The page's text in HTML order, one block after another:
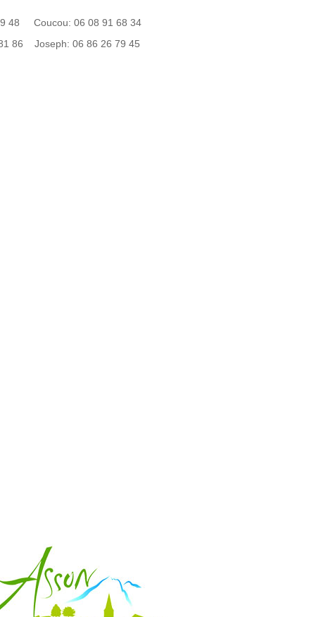
48 Coucou: 06 08 91 68 34
86 Joseph: 06 86 26 79 45